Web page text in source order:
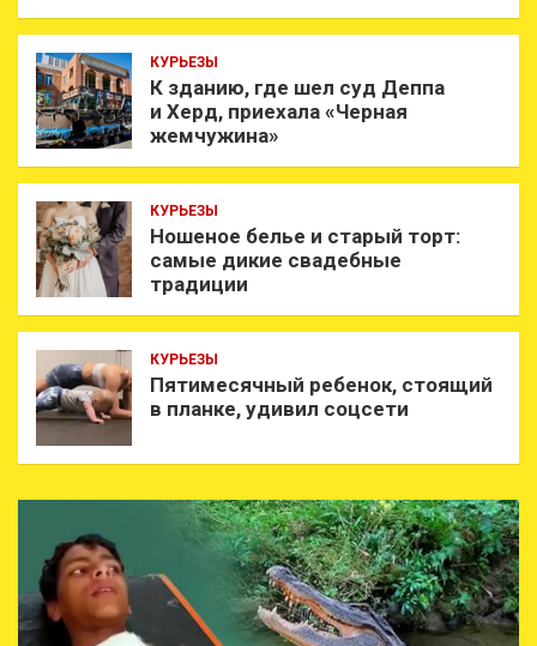
КУРЬЕЗЫ
К зданию, где шел суд Деппа
и Херд, приехала «Черная
жемчужина»
КУРЬЕЗЫ
Ношеное белье и старый торт:
самые дикие свадебные
традиции
КУРЬЕЗЫ
Пятимесячный ребенок, стоящий
в планке, удивил соцсети